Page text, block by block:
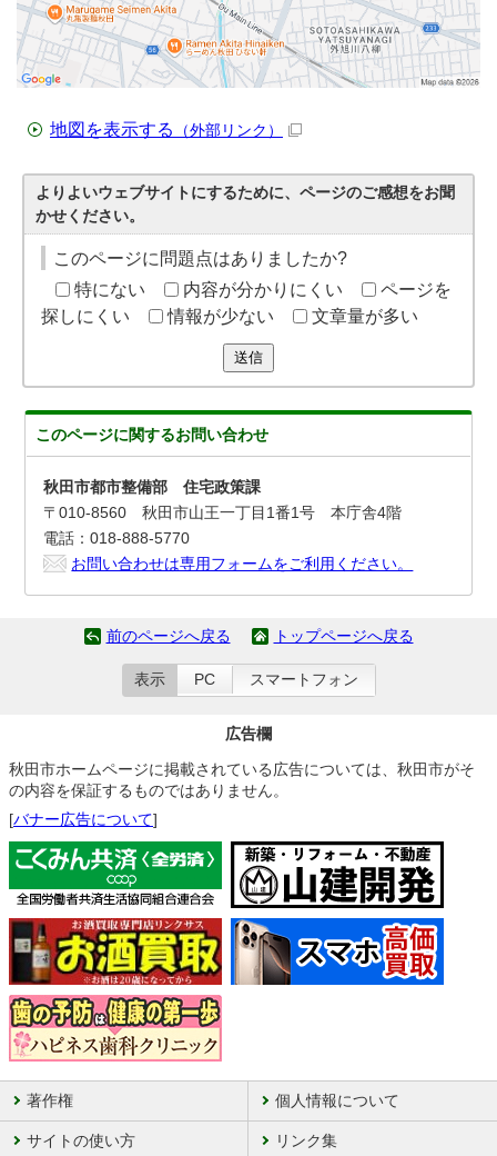
地図を表示する （外部リンク）
よりよいウェブサイトにするために、ページのご感想をお聞
かせください。
このページに問題点はありましたか?
特にない
内容が分かりにくい
ページを
探しにくい
情報が少ない 文章量が多い
送信
このページに関するお問い合わせ
秋田市都市整備部 住宅政策課
〒010-8560 秋田市山王一丁目1番1号 本庁舎4階
電話：018-888-5770
お問い合わせは専用フォームをご利用ください。
前のページへ戻る トップページへ戻る
表示 PC スマートフォン
広告欄
秋田市ホームページに掲載されている広告については、秋田市がそ
の内容を保証するものではありません。
[バナー広告について]
著作権 個人情報について
サイトの使い方 リンク集